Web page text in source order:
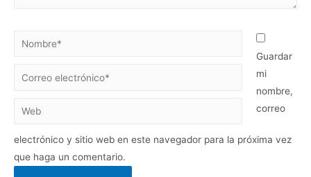
Guardar
mi
nombre,
correo
electrónico y sitio web en este navegador para la próxima vez
que haga un comentario.